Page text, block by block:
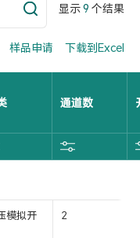
显示9 个结果
样品申请 下载到Excel
通道数
模拟开
2